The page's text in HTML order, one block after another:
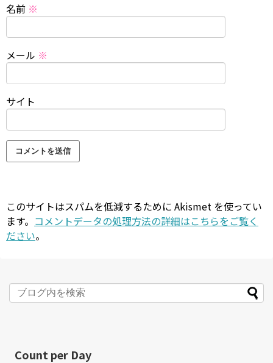
名前 ※
メール ※
サイト
このサイトはスパムを低減するために Akismet を使ってい
ます。 コメントデータの処理方法の詳細はこちらをご覧く
ださい。
Count per Day